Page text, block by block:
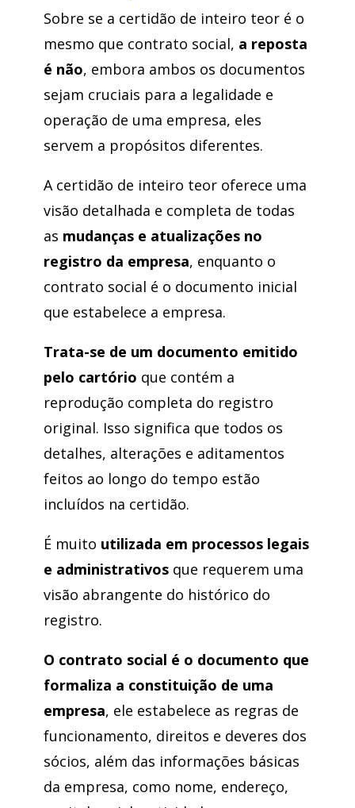
Sobre se a certidão de inteiro teor é o
mesmo que contrato social, a reposta
é não, embora ambos os documentos
sejam cruciais para a legalidade e
operação de uma empresa, eles
servem a propósitos diferentes.
A certidão de inteiro teor oferece uma
visão detalhada e completa de todas
as mudanças e atualizações no
registro da empresa, enquanto o
contrato social é o documento inicial
que estabelece a empresa.
Trata-se de um documento emitido
pelo cartório que contém a
reprodução completa do registro
original. Isso significa que todos os
detalhes, alterações e aditamentos
feitos ao longo do tempo estão
incluídos na certidão.
É muito utilizada em processos legais
e administrativosque requerem uma
visão abrangente do histórico do
registro.
O contrato social é o documento que
formaliza a constituição de uma
empresa, ele estabelece as regras de
funcionamento, direitos e deveres dos
sócios, além das informações básicas
da empresa, como nome, endereço,